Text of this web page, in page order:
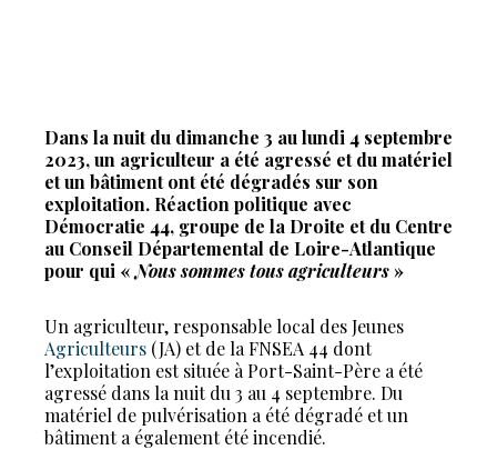
Dans la nuit du dimanche 3 au lundi 4 septembre
2023, un agriculteur a été agressé et du matériel
et un bâtiment ont été dégradés sur son
exploitation. Réaction politique avec
Démocratie 44, groupe de la Droite et du Centre
au Conseil Départemental de Loire-Atlantique
pour qui «Nous sommes tous agriculteurs»
Un agriculteur, responsable local des Jeunes
Agriculteurs (JA) et de la FNSEA 44 dont
l’exploitation est située à Port-Saint-Père a été
agressé dans la nuit du 3 au 4 septembre. Du
matériel de pulvérisation a été dégradé et un
bâtiment a également été incendié.